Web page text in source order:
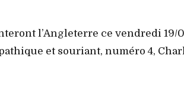
l’Angleterre ce vendredi 19/
et souriant, numéro 4,